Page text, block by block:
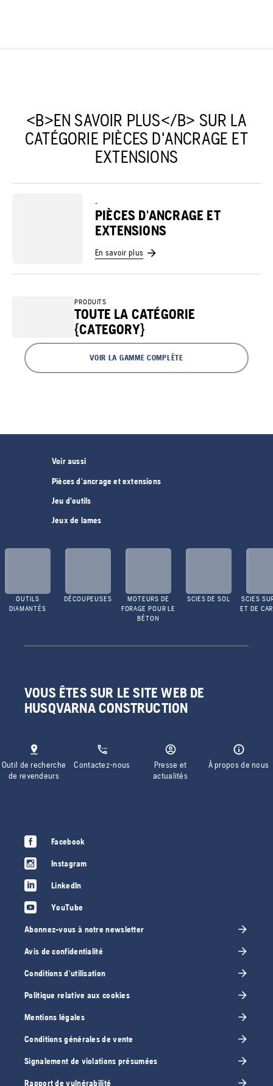
<B>EN SAVOIR PLUS</B> SUR LA
CATÉGORIE PIÈCES D'ANCRAGE ET
EXTENSIONS
-
PIÈCES D'ANCRAGE ET
EXTENSIONS
En savoir plus
PRODUITS
TOUTE LA CATÉGORIE
{CATEGORY}
VOIR LA GAMME COMPLÈTE
Voir aussi
Pièces d'ancrage et extensions
Jeu d’outils
Jeux de lames
OUTILS
DIAMANTÉS
DÉCOUPEUSES
MOTEURS DE
FORAGE POUR LE
BÉTON
SCIES DE SOL
SCIES
ET DE
VOUS ÊTES SUR LE SITE WEB DE
HUSQVARNA CONSTRUCTION
Outil de recherche
de revendeurs
Contactez-nous
Presse et
actualités
À propos de nous
Facebook
Instagram
LinkedIn
YouTube
Abonnez-vous à notre newsletter
Avis de confidentialité
Conditions d'utilisation
Politique relative aux cookies
Mentions légales
Conditions générales de vente
Signalement de violations présumées
Rapport de vulnérabilité